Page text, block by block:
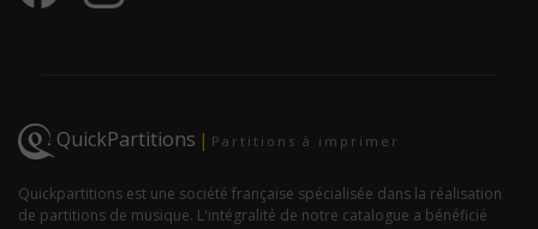
QuickPartitions | Partitions à imprimer
Quickpartitions est une société française spécialisée dans la réalisation
de partitions de musique. L'intégralité de notre catalogue a bénéficié